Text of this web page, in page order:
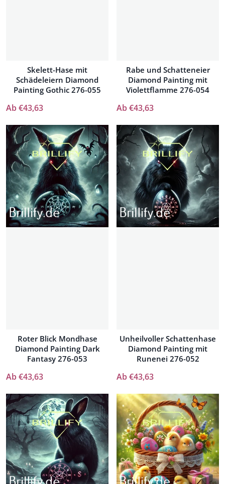
Skelett-Hase mit
Schädeleiern Diamond
Painting Gothic 276-055
Ab €43,63
Rabe und Schatteneier
Diamond Painting mit
Violettflamme 276-054
Ab €43,63
Roter Blick Mondhase
Diamond Painting Dark
Fantasy 276-053
Ab €43,63
Unheilvoller Schattenhase
Diamond Painting mit
Runenei 276-052
Ab €43,63